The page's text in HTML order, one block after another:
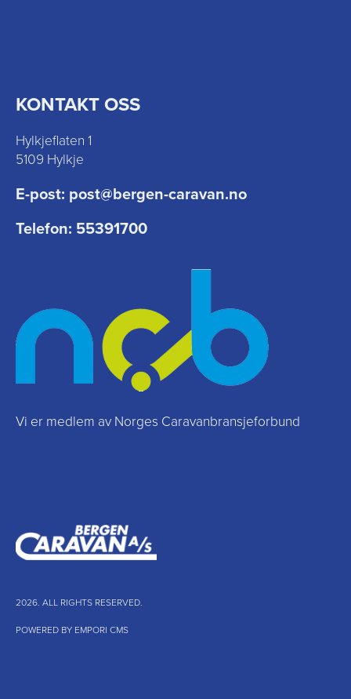
KONTAKT OSS
Hylkjeflaten 1
5109 Hylkje
E-post: post@bergen-caravan.no
Telefon: 55391700
Vi er medlem av Norges Caravanbransjeforbund
2026. ALL RIGHTS RESERVED.
POWERED BY EMPORI CMS